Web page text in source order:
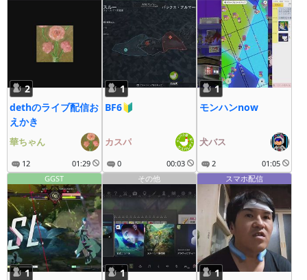
2
dethのライブ配信お
えかき
華ちゃん
12 01:29
1
BF6🔰
カスパ
0 00:03
1
モンハンnow
犬バス
2
01:05
GGST
1
その他
1
スマホ配信
1